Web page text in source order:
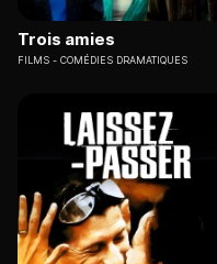
Trois amies
FILMS COMÉDIES DRAMATIQUES